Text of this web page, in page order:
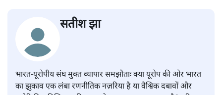
सतीश झा
भारत-यूरोपीय संघ मुक्त व्यापार समझौताः क्या यूरोप की ओर भारत
का झुकाव एक लंबा रणनीतिक नज़रिया है या वैश्विक दबावों और